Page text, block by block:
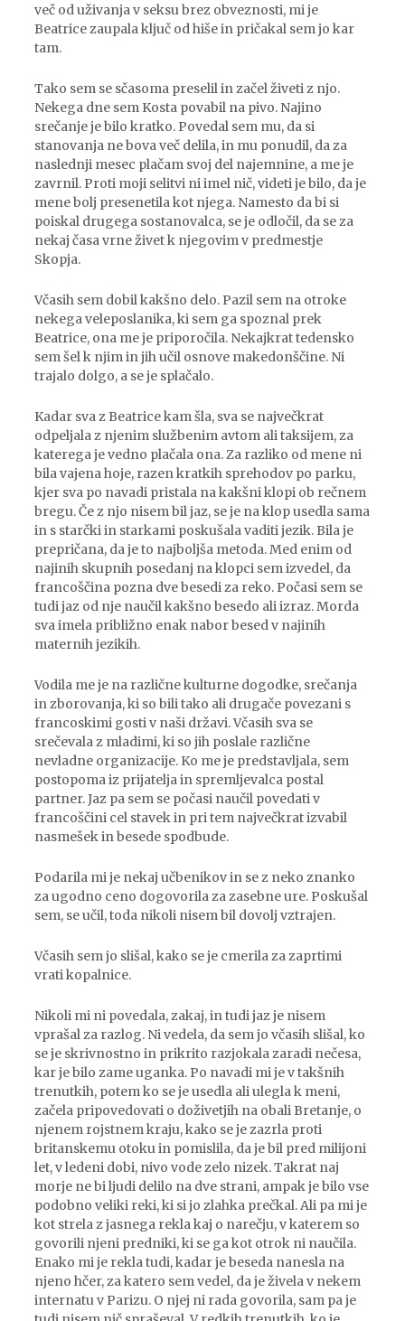
več od uživanja v seksu brez obveznosti, mi je
Beatrice zaupala ključ od hiše in pričakal sem jo kar
tam.
Tako sem se sčasoma preselil in začel živeti z njo.
Nekega dne sem Kosta povabil na pivo. Najino
srečanje je bilo kratko. Povedal sem mu, da si
stanovanja ne bova več delila, in mu ponudil, da za
naslednji mesec plačam svoj del najemnine, a me je
zavrnil. Proti moji selitvi ni imel nič, videti je bilo, da je
mene bolj presenetila kot njega. Namesto da bi si
poiskal drugega sostanovalca, se je odločil, da se za
nekaj časa vrne živet k njegovim v predmestje
Skopja.
Včasih sem dobil kakšno delo. Pazil sem na otroke
nekega veleposlanika, ki sem ga spoznal prek
Beatrice, ona me je priporočila. Nekajkrat tedensko
sem šel k njim in jih učil osnove makedonščine. Ni
trajalo dolgo, a se je splačalo.
Kadar sva z Beatrice kam šla, sva se največkrat
odpeljala z njenim službenim avtom ali taksijem, za
katerega je vedno plačala ona. Za razliko od mene ni
bila vajena hoje, razen kratkih sprehodov po parku,
kjer sva po navadi pristala na kakšni klopi ob rečnem
bregu. Če z njo nisem bil jaz, se je na klop usedla sama
in s starčki in starkami poskušala vaditi jezik. Bila je
prepričana, da je to najboljša metoda. Med enim od
najinih skupnih posedanj na klopci sem izvedel, da
francoščina pozna dve besedi za reko. Počasi sem se
tudi jaz od nje naučil kakšno besedo ali izraz. Morda
sva imela približno enak nabor besed v najinih
maternih jezikih.
Vodila me je na različne kulturne dogodke, srečanja
in zborovanja, ki so bili tako ali drugače povezani s
francoskimi gosti v naši državi. Včasih sva se
srečevala z mladimi, ki so jih poslale različne
nevladne organizacije. Ko me je predstavljala, sem
postopoma iz prijatelja in spremljevalca postal
partner. Jaz pa sem se počasi naučil povedati v
francoščini cel stavek in pri tem največkrat izvabil
nasmešek in besede spodbude.
Podarila mi je nekaj učbenikov in se z neko znanko
za ugodno ceno dogovorila za zasebne ure. Poskušal
sem, se učil, toda nikoli nisem bil dovolj vztrajen.
Včasih sem jo slišal, kako se je cmerila za zaprtimi
vrati kopalnice.
Nikoli mi ni povedala, zakaj, in tudi jaz je nisem
vprašal za razlog. Ni vedela, da sem jo včasih slišal, ko
se je skrivnostno in prikrito razjokala zaradi nečesa,
kar je bilo zame uganka. Po navadi mi je v takšnih
trenutkih, potem ko se je usedla ali ulegla k meni,
začela pripovedovati o doživetjih na obali Bretanje, o
njenem rojstnem kraju, kako se je zazrla proti
britanskemu otoku in pomislila, da je bil pred milijoni
let, v ledeni dobi, nivo vode zelo nizek. Takrat naj
morje ne bi ljudi delilo na dve strani, ampak je bilo vse
podobno veliki reki, ki si jo zlahka prečkal. Ali pa mi je
kot strela z jasnega rekla kaj o narečju, v katerem so
govorili njeni predniki, ki se ga kot otrok ni naučila.
Enako mi je rekla tudi, kadar je beseda nanesla na
njeno hčer, za katero sem vedel, da je živela v nekem
internatu v Parizu. O njej ni rada govorila, sam pa je